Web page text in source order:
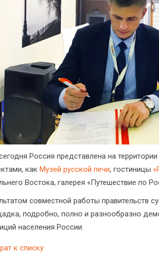
Россия представлена на
как Музей русской печи, гостиницы
Востока, галерея «Путешествие по
совместной работы
подробно, полно и разнообразно
населения России.
к списку